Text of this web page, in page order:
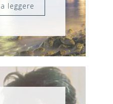
leggere